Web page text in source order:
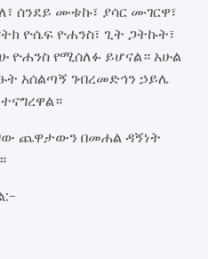
ሰንደይ ሙቱኩ፣ ያሳር ሙገርዋ፣
ዮሴፍ ዮሐንስ፣ ጊት ጋትኩት፣
ዮሐንስ የሚሰለፉ ይሆናል። አሁል
አሰልጣኝ ገብረመድኅን ኃይሌ
ጨዋታውን በመሐል ዳኝነት